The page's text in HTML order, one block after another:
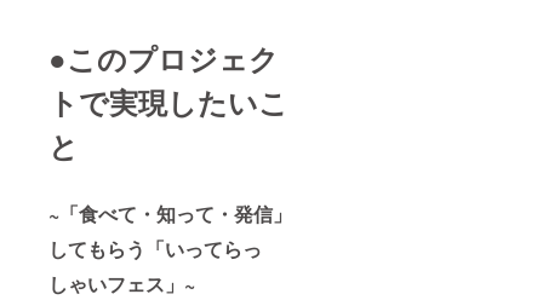
●このプロジェク
トで実現したいこ
と
~「食べて・知って・発信」
してもらう「いってらっ
しゃいフェス」~